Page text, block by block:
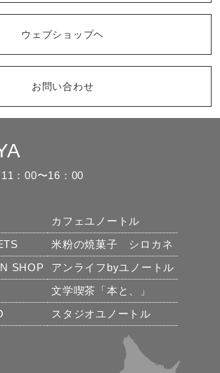
っと見る フォローする
ウェブショップヘ
お問い合わせ
11：00〜16：00
カフェユノートル
米粉の焼菓子 シロカネ
SHOP
アンライフbyユノートル
文学喫茶「本と、」
スタジオユノートル